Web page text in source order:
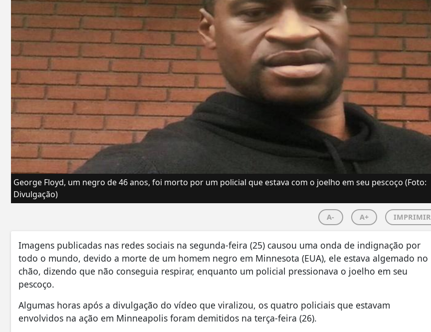
George Floyd, um negro de 46 anos, foi morto por um policial que estava com o joelho em seu pescoço (Foto:
Divulgação)
A- A+ IMPRIMIR
Imagens publicadas nas redes sociais na segunda-feira (25) causou uma onda de indignação por
todo o mundo, devido a morte de um homem negro em Minnesota (EUA), ele estava algemado no
chão, dizendo que não conseguia respirar, enquanto um policial pressionava o joelho em seu
pescoço.
Algumas horas após a divulgação do vídeo que viralizou, os quatro policiais que estavam
envolvidos na ação em Minneapolis foram demitidos na terça-feira (26).